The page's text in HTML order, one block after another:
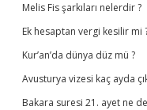
Melis Fis şarkıları nelerdir ?
Ek hesaptan vergi kesilir mi
Kur’an’da dünya düz mü ?
Avusturya vizesi kaç ayda
Bakara suresi 21. ayet ne